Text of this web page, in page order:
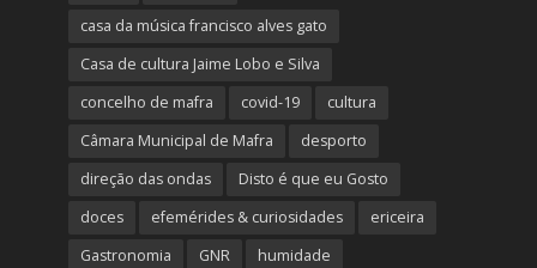
casa da música francisco alves gato
Casa de cultura Jaime Lobo e Silva
concelho de mafra
covid-19
cultura
Câmara Municipal de Mafra
desporto
direção das ondas
Disto é que eu Gosto
doces
efemérides & curiosidades
ericeira
Gastronomia
GNR
humidade